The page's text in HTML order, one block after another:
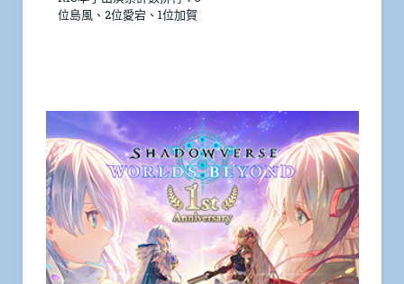
位島風、2位愛宕、1位加賀